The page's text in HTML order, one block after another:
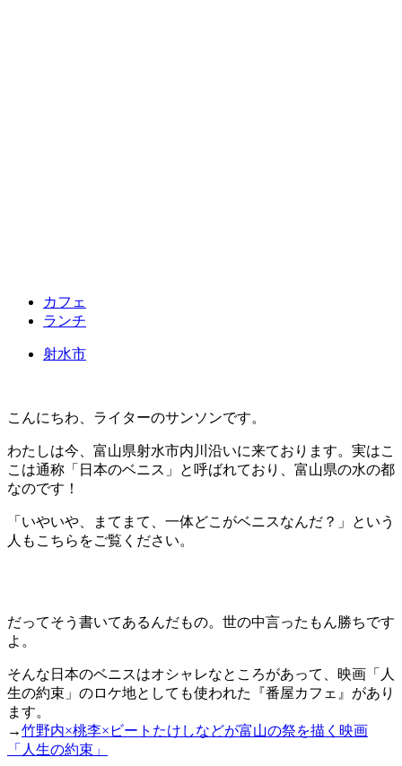
カフェ
ランチ
射水市
こんにちわ、ライターのサンソンです。
わたしは今、富山県射水市内川沿いに来ております。実はこ
こは通称「日本のベニス」と呼ばれており、富山県の水の都
なのです！
「いやいや、まてまて、一体どこがベニスなんだ？」という
人もこちらをご覧ください。
だってそう書いてあるんだもの。世の中言ったもん勝ちです
よ。
そんな日本のベニスはオシャレなところがあって、映画「人
生の約束」のロケ地としても使われた『番屋カフェ』があり
ます。
→竹野内×桃李×ビートたけしなどが富山の祭を描く映画
「人生の約束」